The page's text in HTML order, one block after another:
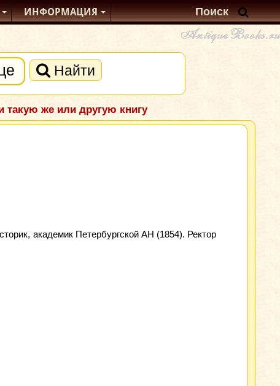
ИНФОРМАЦИЯ
Найти
такую же или другую книгу
академик Петербургской АН (1854). Ректор